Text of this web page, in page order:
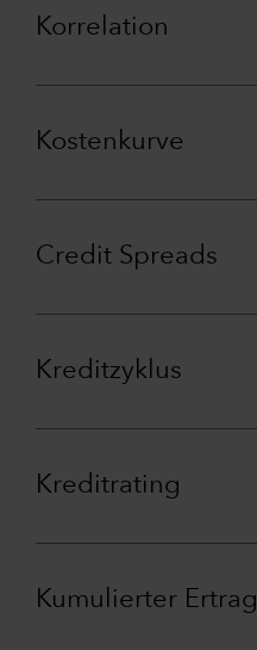
Korrelation
Kostenkurve
Credit Spreads
Kreditzyklus
Kreditrating
Kumulierter Ertrag